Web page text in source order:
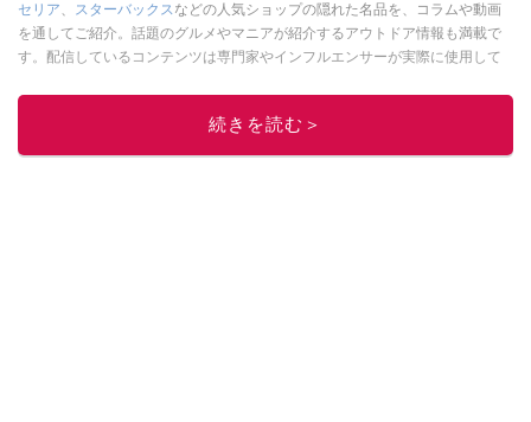
セリア スターバックス などの人気ショップの隠れた名品を、コラムや動画
を通してご紹介。話題のグルメやマニアが紹介するアウトドア情報も満載で
す。配信しているコンテンツは専門家やインフルエンサーが実際に使用して
ニュースでフォロー
続きを読む＞